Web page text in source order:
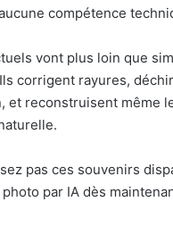
compétence
vont plus loin que
corrigent rayures,
et reconstruisent même
pas ces souvenirs
par IA dès